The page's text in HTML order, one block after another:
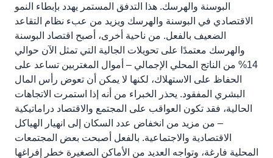
البوسنة والهرسك. هذا التدفق المستمر يهدد بإبطاء النمو
الاقتصادي في البوسنة والهرسك ويزيد من عبء نظام التقاعد
الضعيف بالفعل. من ناحية أخرى، أصبح اقتصاد البوسنة
والهرسك معتمدًا على تحويلات الجالية التي تمثل الآن حوالي
14% من الناتج المحلي الإجمالي – أموال المغتربين تساعد على
الحفاظ على الاستهلاك، لكنها لا يمكن أن تعوض رأس المال
البشري المفقود. يحذر الخبراء من أنه إذا استمرت الاتجاهات
الحالية، فقد تكون العواقب على المجتمع والاقتصاد دراماتيكية
– من مزيد من انخفاض عدد السكان إلى انهيار الهياكل
الاقتصادية والاجتماعية. بالفعل أصبحت بعض المجتمعات
المحلية فارغة، وتواجه العديد من الأماكن الصغيرة خطر إفراغها